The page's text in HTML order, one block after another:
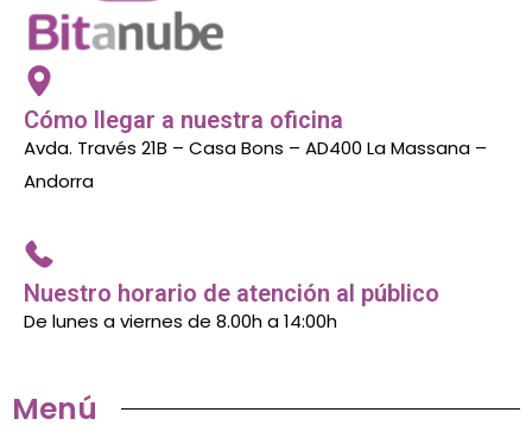
Cómo llegar a nuestra oficina
Avda. Través 21B – Casa Bons – AD400 La Massana –
Andorra
Nuestro horario de atención al público
De lunes a viernes de 8.00h a 14:00h
Menú